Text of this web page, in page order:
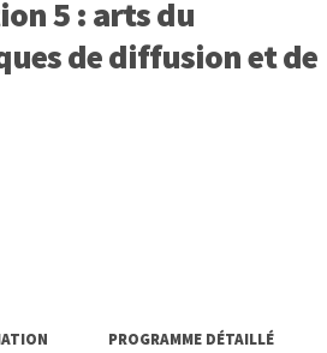
5 : arts du
de diffusion et de
PROGRAMME DÉTAILLÉ